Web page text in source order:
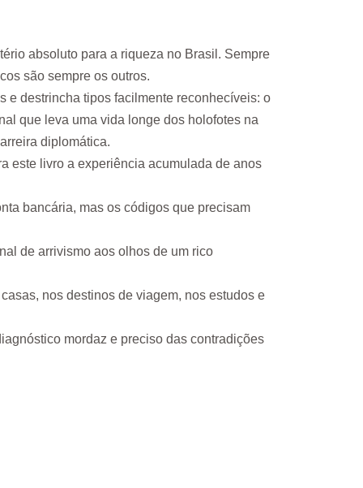
absoluto para a riqueza no Brasil. Sempre
são sempre os outros.
e destrincha tipos facilmente reconhecíveis: o
que leva uma vida longe dos holofotes na
diplomática.
este livro a experiência acumulada de anos
bancária, mas os códigos que precisam
de arrivismo aos olhos de um rico
nos destinos de viagem, nos estudos e
mordaz e preciso das contradições